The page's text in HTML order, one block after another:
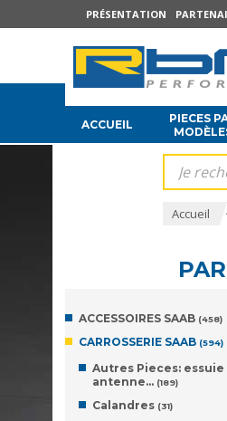
PRÉSENTATION
ACCUEIL
PIECES
Accueil
ACCESSOIRES SAAB (458)
CARROSSERIE SAAB (594)
Autres Pieces:
antenne… (189)
Calandres (31)